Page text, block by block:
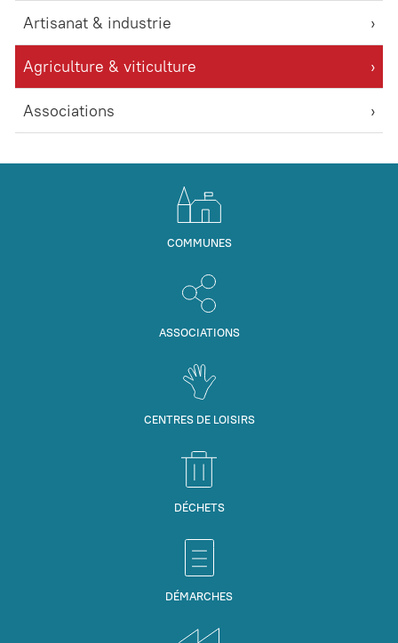
Artisanat & industrie
Agriculture & viticulture
Associations
COMMUNES
ASSOCIATIONS
CENTRES DE LOISIRS
DÉCHETS
DÉMARCHES